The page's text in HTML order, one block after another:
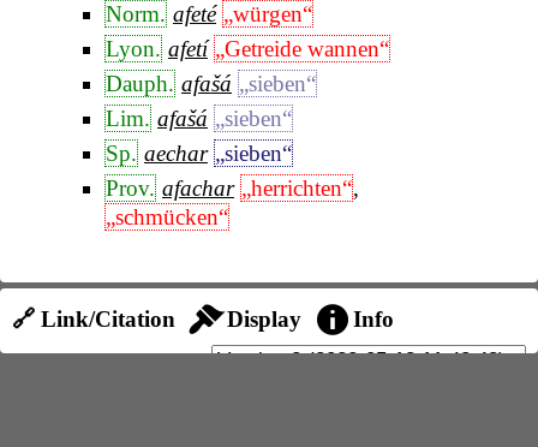
Norm. afeté „würgen“
Lyon. afetí „Getreide wannen“
Dauph. afašá „sieben“
Lim. afašá „sieben“
Sp. aechar „sieben“
Prov. afachar „herrichten“,
„schmücken“
🔗 Link/Citation Display Info